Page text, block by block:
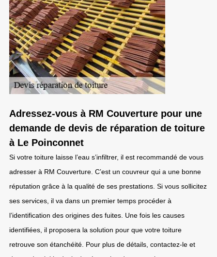
Adressez-vous à RM Couverture pour une
demande de devis de réparation de toiture
à Le Poinconnet
Si votre toiture laisse l’eau s’infiltrer, il est recommandé de vous
adresser à RM Couverture. C’est un couvreur qui a une bonne
réputation grâce à la qualité de ses prestations. Si vous sollicitez
ses services, il va dans un premier temps procéder à
l’identification des origines des fuites. Une fois les causes
identifiées, il proposera la solution pour que votre toiture
retrouve son étanchéité. Pour plus de détails, contactez-le et